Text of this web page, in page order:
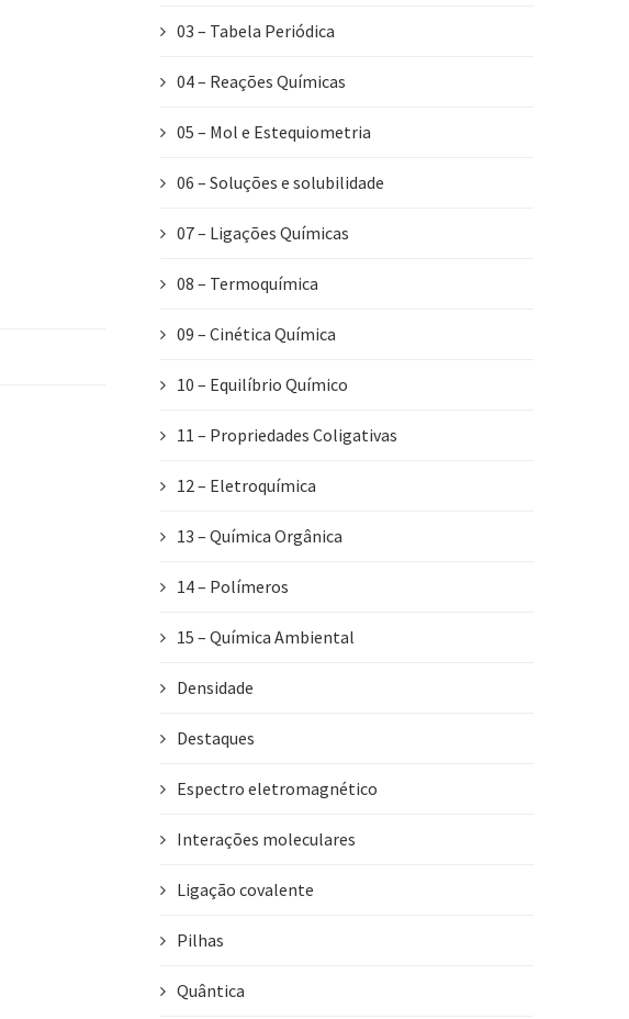
03 – Tabela Periódica
04 – Reações Químicas
05 – Mol e Estequiometria
06 – Soluções e solubilidade
07 – Ligações Químicas
08 – Termoquímica
09 – Cinética Química
10 – Equilíbrio Químico
11 – Propriedades Coligativas
12 – Eletroquímica
13 – Química Orgânica
14 – Polímeros
15 – Química Ambiental
Densidade
Destaques
Espectro eletromagnético
Interações moleculares
Ligação covalente
Pilhas
Quântica